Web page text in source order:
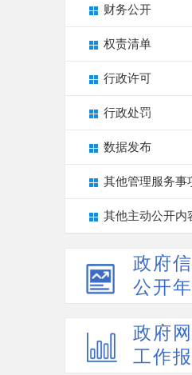
财务公开
权责清单
行政许可
行政处罚
数据发布
其他管理服务事
其他主动公开内
政府
公开
政府
工作